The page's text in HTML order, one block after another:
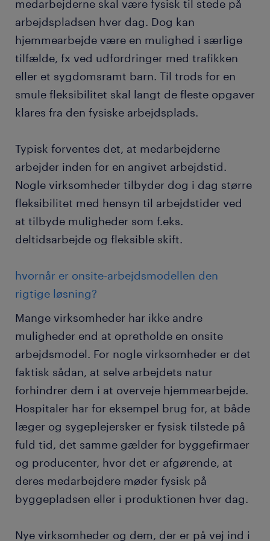
medarbejderne skal være fysisk til stede på
arbejdspladsen hver dag. Dog kan
hjemmearbejde være en mulighed i særlige
tilfælde, fx ved udfordringer med trafikken
eller et sygdomsramt barn. Til trods for en
smule fleksibilitet skal langt de fleste opgaver
klares fra den fysiske arbejdsplads.
Typisk forventes det, at medarbejderne
arbejder inden for en angivet arbejdstid.
Nogle virksomheder tilbyder dog i dag større
fleksibilitet med hensyn til arbejdstider ved
at tilbyde muligheder som f.eks.
deltidsarbejde og fleksible skift.
hvornår er onsite-arbejdsmodellen den
rigtige løsning?
Mange virksomheder har ikke andre
muligheder end at opretholde en onsite
arbejdsmodel. For nogle virksomheder er det
faktisk sådan, at selve arbejdets natur
forhindrer dem i at overveje hjemmearbejde.
Hospitaler har for eksempel brug for, at både
læger og sygeplejersker er fysisk tilstede på
fuld tid, det samme gælder for byggefirmaer
og producenter, hvor det er afgørende, at
deres medarbejdere møder fysisk på
byggepladsen eller i produktionen hver dag.
Nye virksomheder og dem, der er på vej ind i